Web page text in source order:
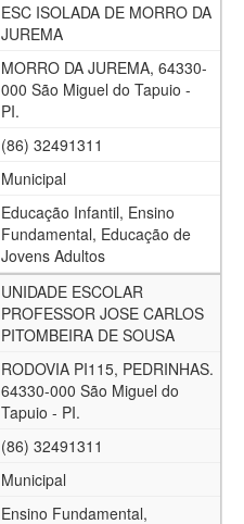
ESC ISOLADA DE MORRO DA
JUREMA
MORRO DA JUREMA, 64330-
000 São Miguel do Tapuio -
PI.
(86) 32491311
Municipal
Educação Infantil, Ensino
Fundamental, Educação de
Jovens Adultos
UNIDADE ESCOLAR
PROFESSOR JOSE CARLOS
PITOMBEIRA DE SOUSA
RODOVIA PI115, PEDRINHAS.
64330-000 São Miguel do
Tapuio - PI.
(86) 32491311
Municipal
Ensino Fundamental,